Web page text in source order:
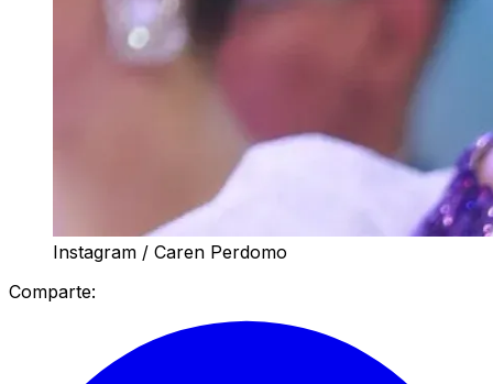
Instagram / Caren Perdomo
Comparte: